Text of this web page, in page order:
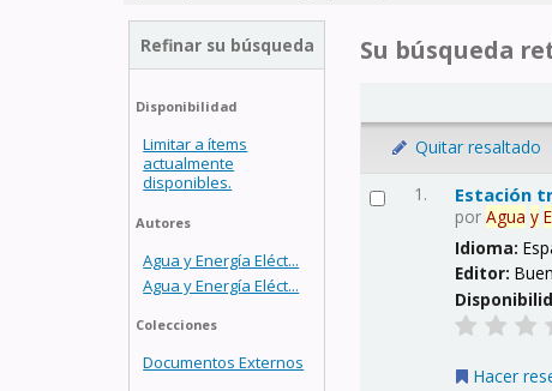
Refinar su búsqueda
Disponibilidad
Limitar a ítems
actualmente
disponibles.
Autores
Agua y Energía Eléct...
Agua y Energía Eléct...
Colecciones
Documentos Externos
Su búsqueda
Quitar resaltado
1. Estación
porAgua y
Idioma:
Editor:
Hacer